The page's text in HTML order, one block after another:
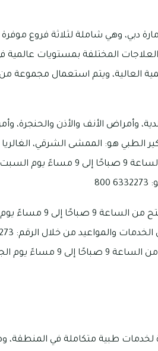
دبي، وهي شاملة لثلاثة فروع
المختلفة بمستويات عالمية
العالية، ويتم استعمال مجموعة
وأمراض الأنف والأذن والحنجرة،
الطبي هو: الممشى الشرقي،
الطبية والتجميلية بمردف سيتي سنتر،
بينما يقع الفرع الثاني في
الثالث فهو يقع في مردف مول، وتبدأ
طبية متكاملة في المنطقة،